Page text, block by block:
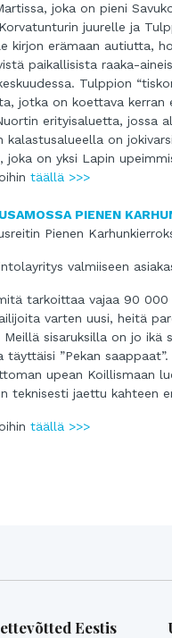
joka on pieni
juurelle ja
kirjon erämaan autiutta,
paikallisista raaka-
Tulppion
jotka on koettava kerran
erityisaluetta, jossa
kalastusalueella on
joka on yksi Lapin
täällä >>>
PIENEN
Pienen
valmiiseen
tarkoittaa vajaa 90
varten uusi, heitä
sisaruksilla on jo
täyttäisi ”Pekan
upean Koillismaan
teknisesti jaettu kahteen
täällä >>>
Eestis